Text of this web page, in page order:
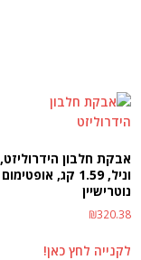
אבקת חלבון הידרוליזט,
וניל, 1.59 קג, אופטימום
נוטרישיין
₪320.38
לקנייה לחץ כאן!